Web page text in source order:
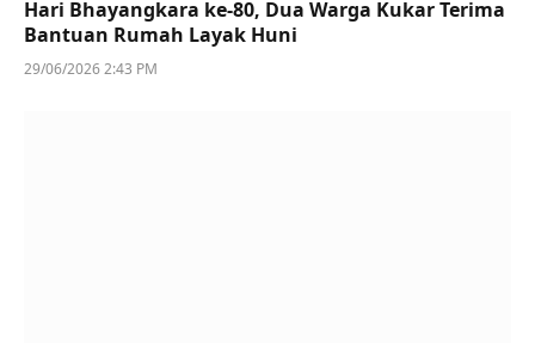
Hari Bhayangkara ke-80, Dua Warga Kukar Terima
Bantuan Rumah Layak Huni
29/06/2026 2:43 PM